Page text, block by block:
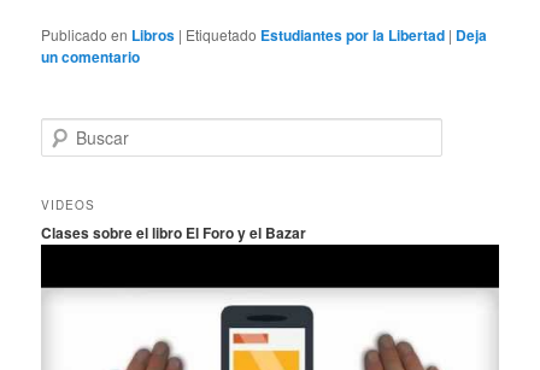
Publicado en Libros | Etiquetado Estudiantes por la Libertad | Deja
un comentario
u
c
r
VIDEOS
Clases sobre el libro El Foro y el Bazar